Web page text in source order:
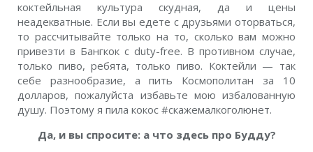
коктейльная культура скудная, да и цены
неадекватные. Если вы едете с друзьями оторваться,
то рассчитывайте только на то, сколько вам можно
привезти в Бангкок с duty-free. В противном случае,
только пиво, ребята, только пиво. Коктейли — так
себе разнообразие, а пить Космополитан за 10
долларов, пожалуйста избавьте мою избалованную
душу. Поэтому я пила кокос #скажемалкоголюнет.
Да, и вы спросите: а что здесь про Будду?